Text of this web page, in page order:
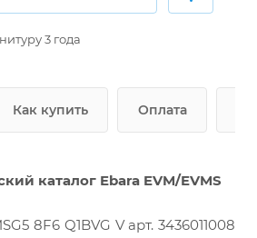
3 года
Как купить Оплата
каталог Ebara EVM/EVMS
8F6 Q1BVG V арт. 3436011008